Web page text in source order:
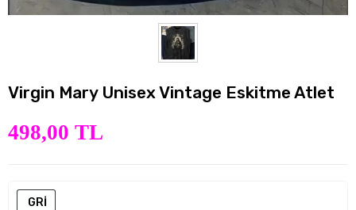
Virgin Mary Unisex Vintage Eskitme Atlet
498,00 TL
GRİ